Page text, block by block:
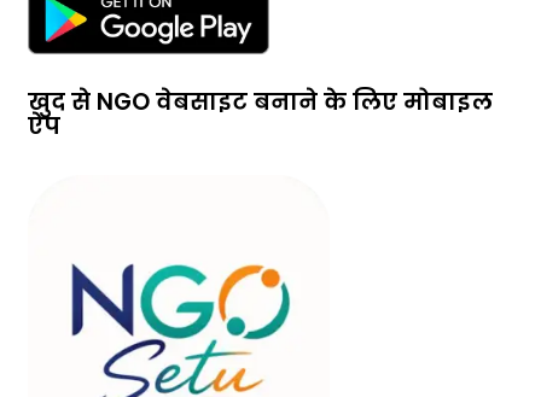
खुद से NGO वेबसाइट बनाने के लिए मोबाइल
ऐप